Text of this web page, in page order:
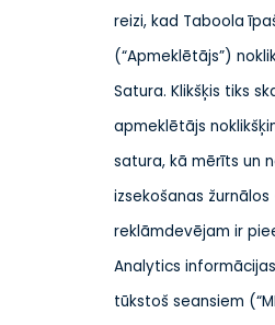
reizi, kad Taboola
(“Apmeklētājs”)
Satura. Klikšķis tiks
apmeklētājs
satura, kā mērīts un
izsekošanas žurnālos
reklāmdevējam ir
Analytics
tūkstoš seansiem